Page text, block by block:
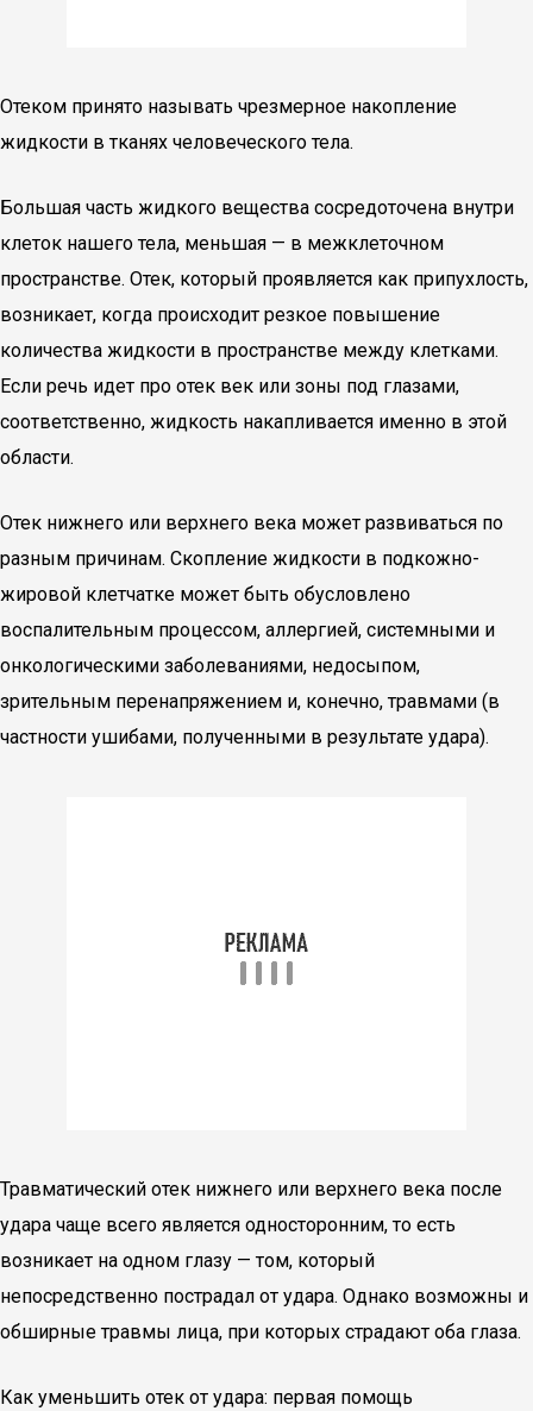
Отеком принято называть чрезмерное накопление
жидкости в тканях человеческого тела.
Большая часть жидкого вещества сосредоточена внутри
клеток нашего тела, меньшая — в межклеточном
пространстве. Отек, который проявляется как припухлость,
возникает, когда происходит резкое повышение
количества жидкости в пространстве между клетками.
Если речь идет про отек век или зоны под глазами,
соответственно, жидкость накапливается именно в этой
области.
Отек нижнего или верхнего века может развиваться по
разным причинам. Скопление жидкости в подкожно-
жировой клетчатке может быть обусловлено
воспалительным процессом, аллергией, системными и
онкологическими заболеваниями, недосыпом,
зрительным перенапряжением и, конечно, травмами (в
частности ушибами, полученными в результате удара).
Травматический отек нижнего или верхнего века после
удара чаще всего является односторонним, то есть
возникает на одном глазу — том, который
непосредственно пострадал от удара. Однако возможны и
обширные травмы лица, при которых страдают оба глаза.
Как уменьшить отек от удара: первая помощь